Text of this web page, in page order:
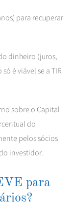
para recuperar
dinheiro (juros,
é viável se a TIR
sobre o Capital
do
pelos sócios
investidor.
para